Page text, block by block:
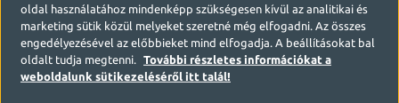
oldal használatához mindenképp szükségesen kívül az analitikai és
marketing sütik közül melyeket szeretné még elfogadni. Az összes
engedélyezésével az előbbieket mind elfogadja. A beállításokat bal
oldalt tudja megtenni.
További részletes információkat a
weboldalunk sütikezeléséről itt talál!